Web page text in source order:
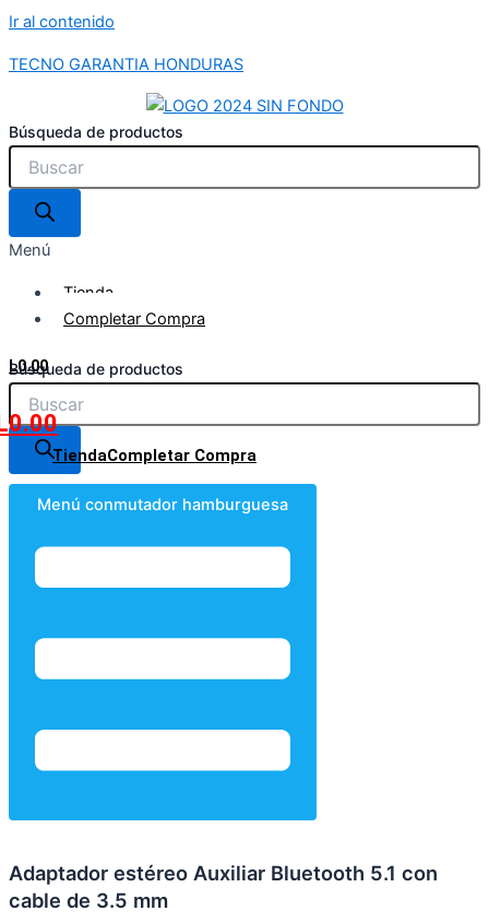
Ir al contenido
TECNO GARANTIA HONDURAS
Búsqueda de productos
Menú
Tienda
Completar Compra
L0.00
Búsqueda de productos
0.00
TiendaCompletar Compra
Menú conmutador hamburguesa
Adaptador estéreo Auxiliar Bluetooth 5.1 con
cable de 3.5 mm